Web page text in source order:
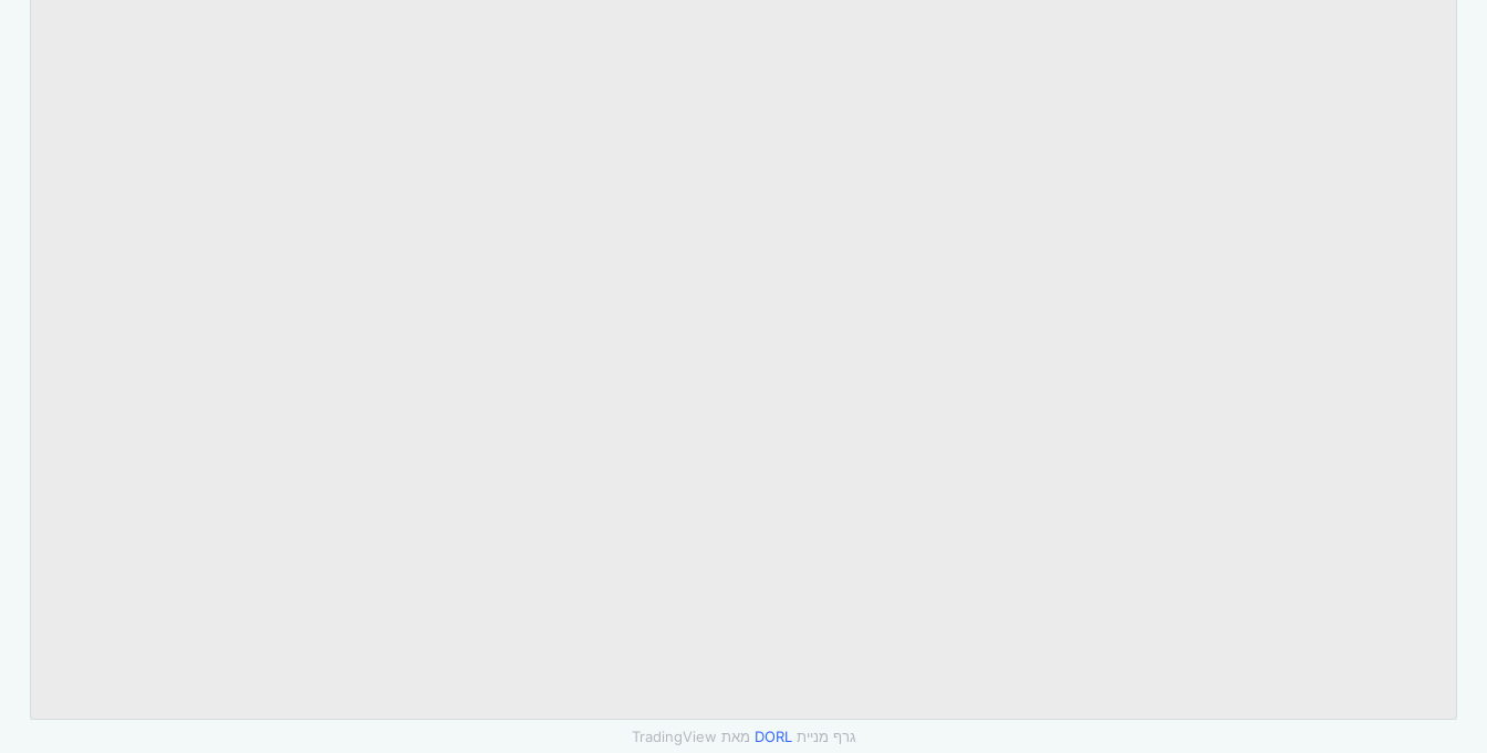
גרף מנייתDORL מאת TradingView